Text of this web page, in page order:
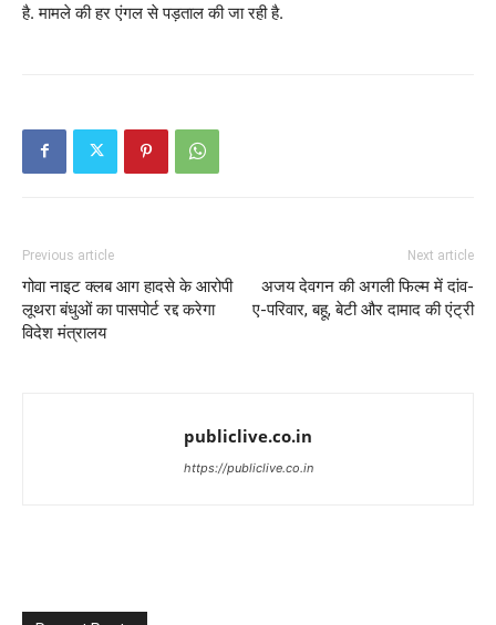
है. मामले की हर एंगल से पड़ताल की जा रही है.
Previous article
गोवा नाइट क्लब आग हादसे के आरोपी
लूथरा बंधुओं का पासपोर्ट रद्द करेगा
विदेश मंत्रालय
Next article
अजय देवगन की अगली फिल्म में दांव-
ए-परिवार, बहू, बेटी और दामाद की एंट्री
publiclive.co.in
https://publiclive.co.in